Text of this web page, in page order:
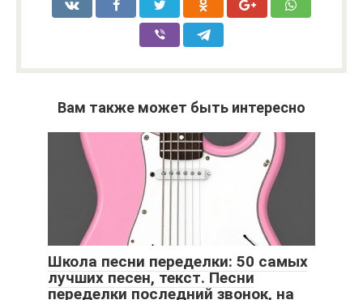
Вам также может быть интересно
Школа песни переделки: 50 самых
лучших песен, текст. Песни
переделки последний звонок, на